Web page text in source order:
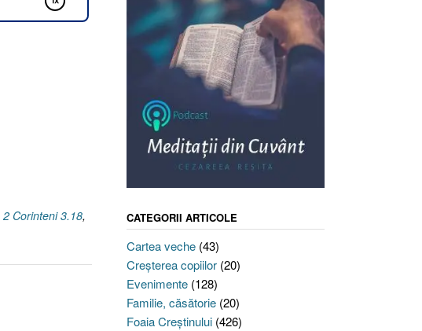
2 Corinteni 3.18,
CATEGORII ARTICOLE
Cartea veche(43)
Creşterea copiilor(20)
Evenimente(128)
Familie, căsătorie(20)
Foaia Creştinului(426)